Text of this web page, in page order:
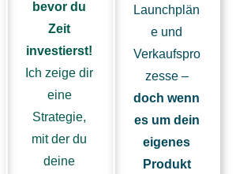
bevor du
Zeit
investierst!
Ich zeige dir
eine
Strategie,
mit der du
deine
Launchplän
e und
Verkaufspro
zesse –
doch wenn
es um dein
eigenes
Produkt